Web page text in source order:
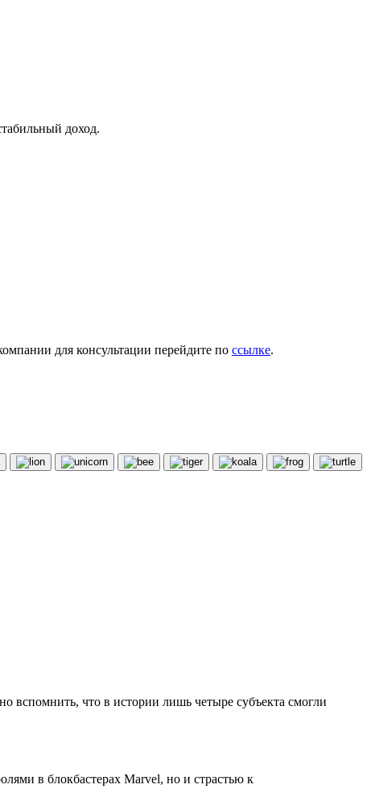
доход.
для консультации перейдите по ссылке.
вспомнить, что в истории лишь четыре субъекта смогли
в блокбастерах Marvel, но и страстью к